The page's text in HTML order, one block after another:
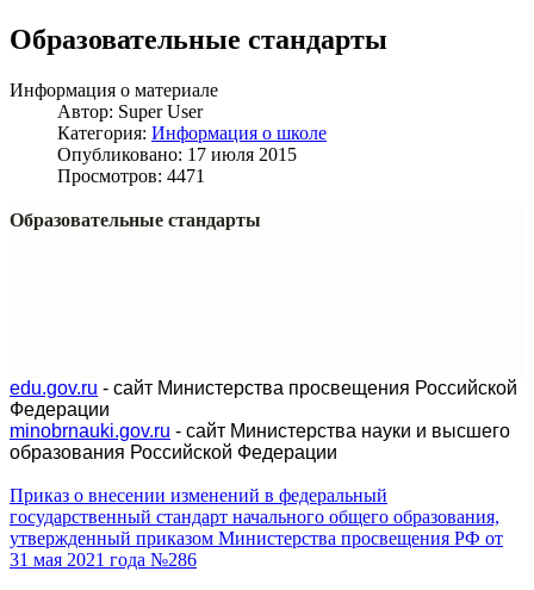
Образовательные стандарты
Информация о материале
Автор: Super User
Категория: Информация о школе
Опубликовано: 17 июля 2015
Просмотров: 4471
Образовательные стандарты
edu.gov.ru - сайт Министерства просвещения Российской
Федерации
minobrnauki.gov.ru - сайт Министерства науки и высшего
образования Российской Федерации
Приказ о внесении изменений в федеральный
государственный стандарт начального общего образования,
утвержденный приказом Министерства просвещения РФ от
31 мая 2021 года №286